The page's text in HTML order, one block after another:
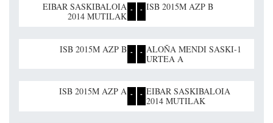
EIBAR SASKIBALOIA
2014 MUTILAK
- - ISB 2015M AZP B
ISB 2015M AZP B - - ALOÑA MENDI SASKI-1
URTEA A
ISB 2015M AZP A - - EIBAR SASKIBALOIA
2014 MUTILAK